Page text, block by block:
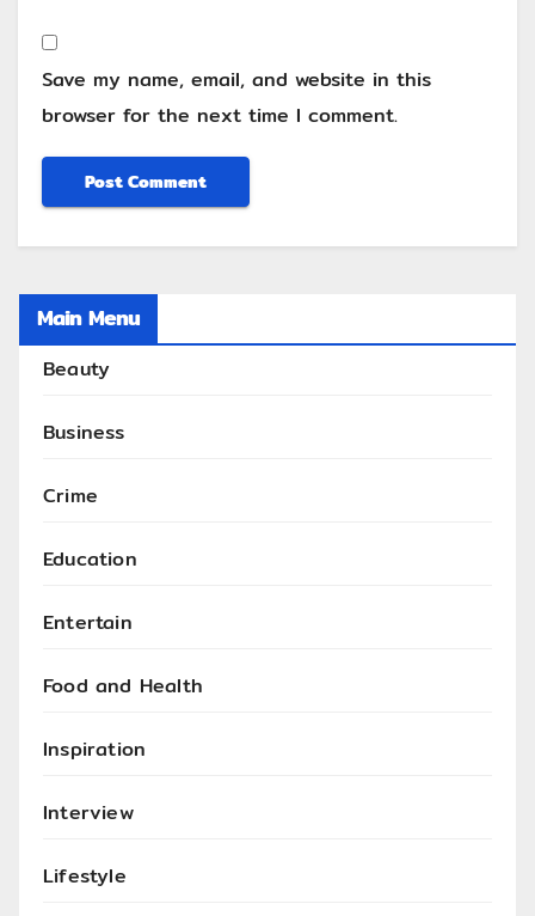
Save my name, email, and website in this
browser for the next time I comment.
Main Menu
Beauty
Business
Crime
Education
Entertain
Food and Health
Inspiration
Interview
Lifestyle